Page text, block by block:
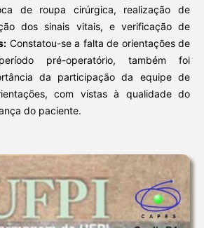
de roupa cirúrgica, realização de
dos sinais vitais, e verificação de
Constatou-se a falta de orientações de
pré-operatório, também foi
da participação da equipe de
com vistas à qualidade do
do paciente.